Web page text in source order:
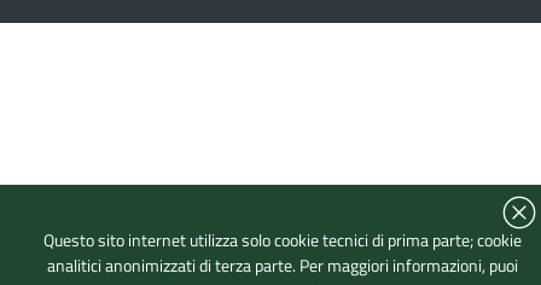
Questo sito internet utilizza solo cookie tecnici di prima parte; cookie
analitici anonimizzati di terza parte. Per maggiori informazioni, puoi